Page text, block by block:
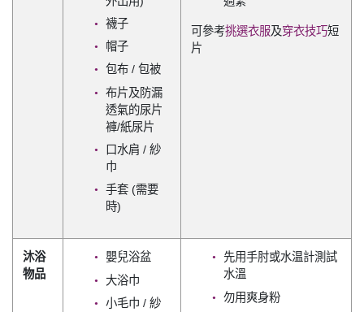
襪子
帽子
包布 / 包被
布片及防漏
透氣的尿片
褲/紙尿片
口水肩 / 紗
巾
手套 (需要
時)
可參考挑選衣服及穿衣技巧短
片
沐浴
物品
嬰兒浴盆
大浴巾
小毛巾 / 紗
先用手肘或水温計測試
水溫
勿用爽身粉